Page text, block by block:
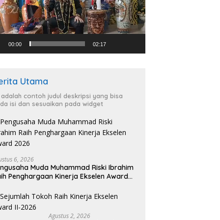
00:00 02:17
Utama
adalah contoh judul deskripsi yang bisa
isi dan sesuaikan pada widget
6, 2026
Muda Muhammad Riski Ibrahim
Penghargaan Kinerja Ekselen Award
Agustus 2, 2026